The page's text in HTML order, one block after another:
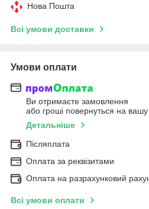
Нова Пошта
Всі умови доставки
Умови оплати
Ви отримаєте замовлення
або гроші повернуться на вашу
Детальніше
Післяплата
Оплата за реквізитами
Оплата на разрахунковий
Всі умови оплати